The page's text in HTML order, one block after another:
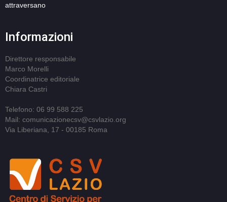
attraversano
Informazioni
Direttore responsabile
Marco Morelli
Coordinatrice editoriale
Chiara Castri
Telefono: 06 99 588 225
Mail: comunicazionecsv@csvlazio.org
Via Liberiana, 17 - 00185 Roma